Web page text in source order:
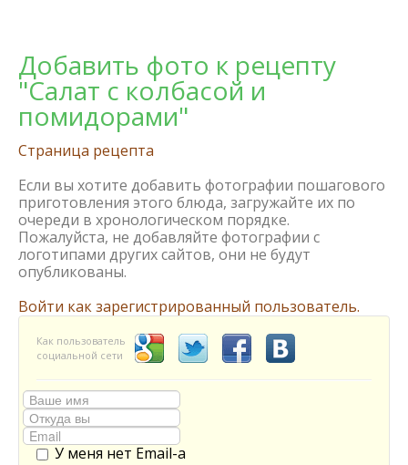
Добавить фото к рецепту
"Салат с колбасой и
помидорами"
Страница рецепта
Если вы хотите добавить фотографии пошагового
приготовления этого блюда, загружайте их по
очереди в хронологическом порядке.
Пожалуйста, не добавляйте фотографии с
логотипами других сайтов, они не будут
опубликованы.
Войти как зарегистрированный пользователь.
Как пользователь
социальной сети
У меня нет Email-а